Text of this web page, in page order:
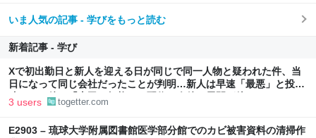
いま人気の記事 - 学びをもっと読む
新着記事 - 学び
Xで初出勤日と新人を迎える日が同じで同一人物と疑われた件、当
日になって同じ会社だったことが判明…新人は早速「最悪」と投
稿、その後に「上司は無能」と配信→今後の展開が待たれる
3 users togetter.com
E2903 – 琉球大学附属図書館医学部分館でのカビ被害資料の清掃作